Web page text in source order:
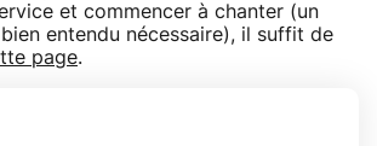
et commencer à chanter (un
entendu nécessaire), il suffit de
page.